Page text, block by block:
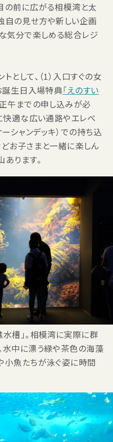
の前に広がる相模湾と太
自の見せ方や新しい企画
気分で楽しめる総合レジ
として、（1）入口すぐの女
誕生日入場特典「えのすい
正午までの申し込みが必
快適な広い通路やエレベ
ーシャンデッキ）での持ち込
お子さまと一緒に楽しん
ります。
槽」。相模湾に実際に群
水中に漂う緑や茶色の海藻
小魚たちが泳ぐ姿に時間